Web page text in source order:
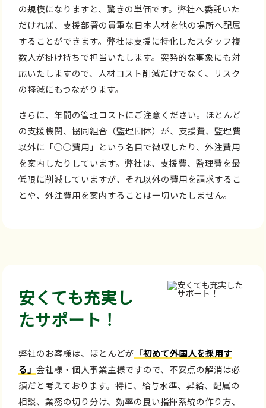
の規模になりますと、驚きの単価です。弊社へ委託いた
だければ、支援部署の貴重な日本人材を他の場所へ配属
することができます。弊社は支援に特化したスタッフ複
数人が掛け持ちで担当いたします。突発的な事象にも対
応いたしますので、人材コスト削減だけでなく、リスク
の軽減にもつながります。
さらに、年間の管理コストにご注意ください。ほとんど
の支援機関、協同組合（監理団体）が、支援費、監理費
以外に「○○費用」という名目で徴収したり、外注費用
を案内したりしています。弊社は、支援費、監理費を最
低限に削減していますが、それ以外の費用を請求するこ
とや、外注費用を案内することは一切いたしません。
安くても充実し
たサポート！
弊社のお客様は、ほとんどが 「初めて外国人を採用す
る」会社様・個人事業主様ですので、不安点の解消は必
須だと考えております。特に、給与水準、昇給、配属の
相談、業務の切り分け、効率の良い指揮系統の作り方、